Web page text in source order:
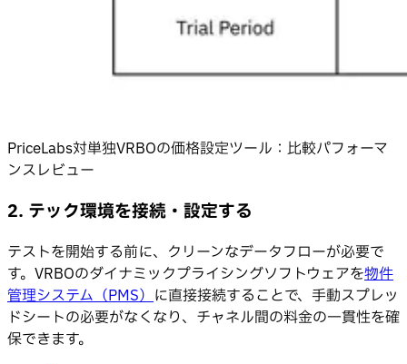
PriceLabs対単独VRBOの価格設定ツール：比較パフォーマ
ンスレビュー
2. テック環境を接続・設定する
テストを開始する前に、クリーンなデータフローが必要で
す。VRBOのダイナミックプライシングソフトウェアを物件
管理システム（PMS） に直接接続することで、手動スプレッ
ドシートの必要がなくなり、チャネル間の料金の一貫性を確
保できます。